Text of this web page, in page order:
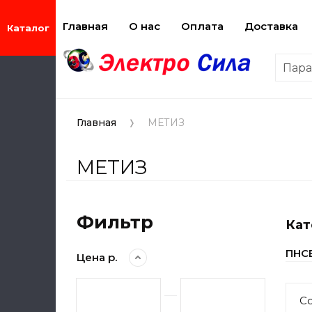
Главная О нас Оплата Доставка
Главная МЕТИЗ
МЕТИЗ
Фильтр
Цена р.